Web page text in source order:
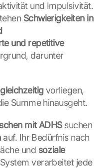
und Impulsivität.
Schwierigkeiten in
und repetitive
darunter
vorliegen,
Summe hinausgeht.
mit ADHS suchen
auf. Ihr Bedürfnis nach
und soziale
verarbeitet jede